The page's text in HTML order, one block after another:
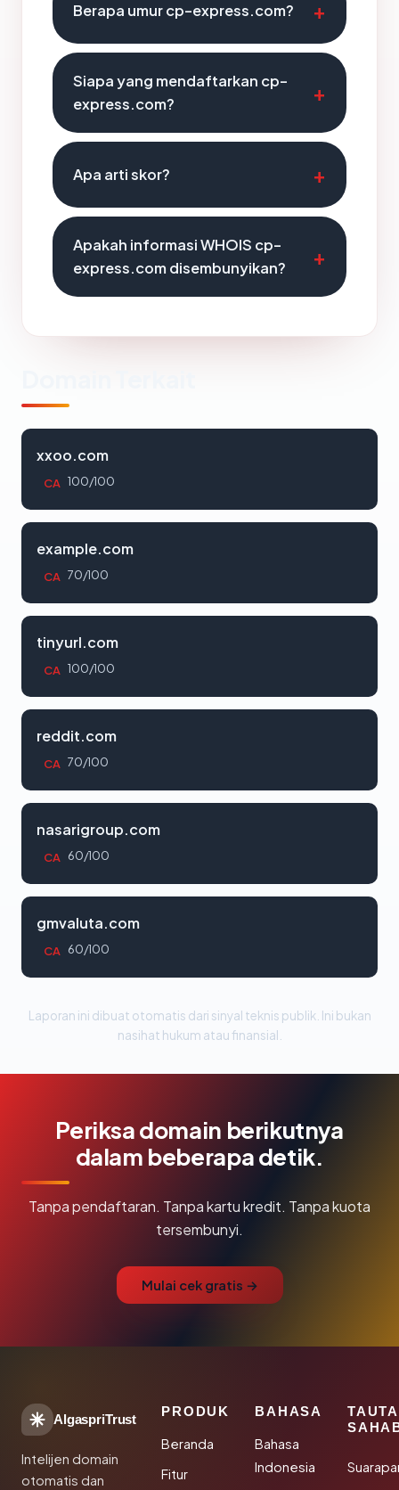
Berapa umur cp-express.com?
Siapa yang mendaftarkan cp-
express.com?
Apa arti skor?
Apakah informasi WHOIS cp-
express.com disembunyikan?
xxoo.com
CA 100/100
example.com
CA 70/100
tinyurl.com
CA 100/100
reddit.com
CA 70/100
nasarigroup.com
CA 60/100
gmvaluta.com
CA 60/100
Laporan ini dibuat otomatis dari sinyal teknis publik. Ini bukan
nasihat hukum atau finansial.
Periksa domain berikutnya
dalam beberapa detik.
Tanpa pendaftaran. Tanpa kartu kredit. Tanpa kuota
tersembunyi.
Mulai cek gratis →
AlgaspriTrust
Intelijen domain
otomatis dan
PRODUK
Beranda
Fitur
BAHASA
Bahasa
Indonesia